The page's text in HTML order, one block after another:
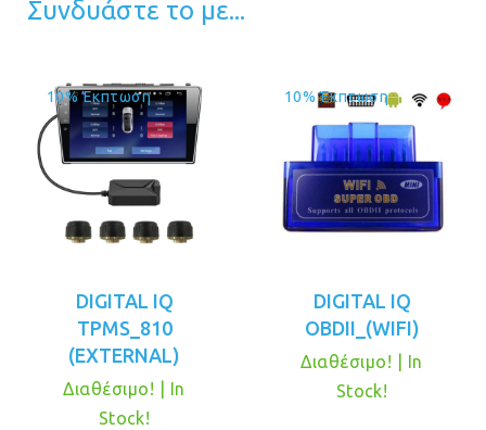
Συνδυάστε το με...
10% Έκπτωση
DIGITAL IQ
TPMS_810
(EXTERNAL)
Διαθέσιμο! | In
Stock!
10% Έκπτωση
DIGITAL IQ
OBDII_(WIFI)
Διαθέσιμο! | In
Stock!